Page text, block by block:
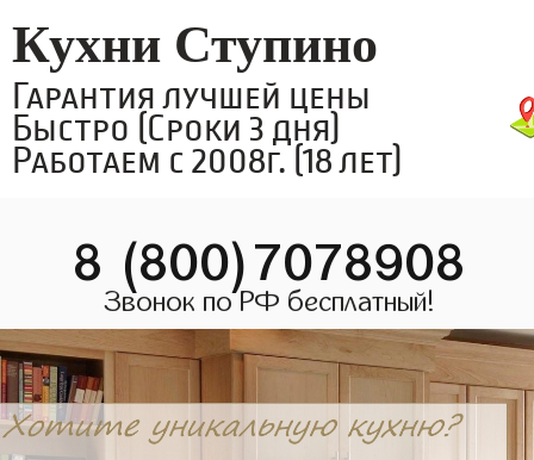
Кухни Ступино
Гарантия лучшей цены
Быстро (Сроки 3 дня)
Работаем с 2008г. (18 лет)
8 (800)7078908
Звонок по РФ бесплатный!